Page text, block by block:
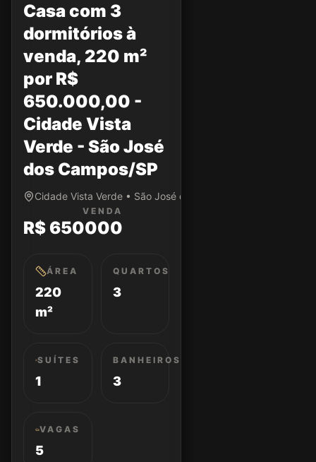
Casa com 3
dormitórios à
venda, 220 m²
por R$
650.000,00 -
Cidade Vista
Verde - São José
dos Campos/SP
Cidade Vista Verde • São José dos Campos/SP
VENDA
R$ 650000
ÁREA
220
m²
QUARTOS
3
SUÍTES
1
BANHEIROS
3
VAGAS
5